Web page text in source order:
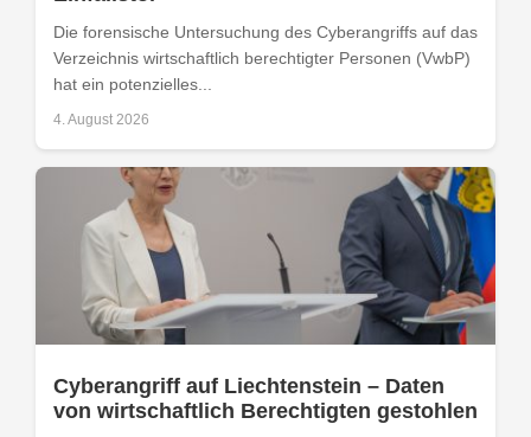
Die forensische Untersuchung des Cyberangriffs auf das
Verzeichnis wirtschaftlich berechtigter Personen (VwbP)
hat ein potenzielles...
4. August 2026
Cyberangriff auf Liechtenstein – Daten
von wirtschaftlich Berechtigten gestohlen